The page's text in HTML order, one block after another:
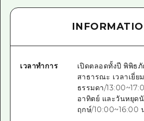
เวลาทำการ
เปิดตลอดทั้งปี พิพิธ
สาธารณะ เวลาเยี่ย
ธรรมดา/
อาทิตย์ และวันหยุด
ฤกษ์/10:00~16:00